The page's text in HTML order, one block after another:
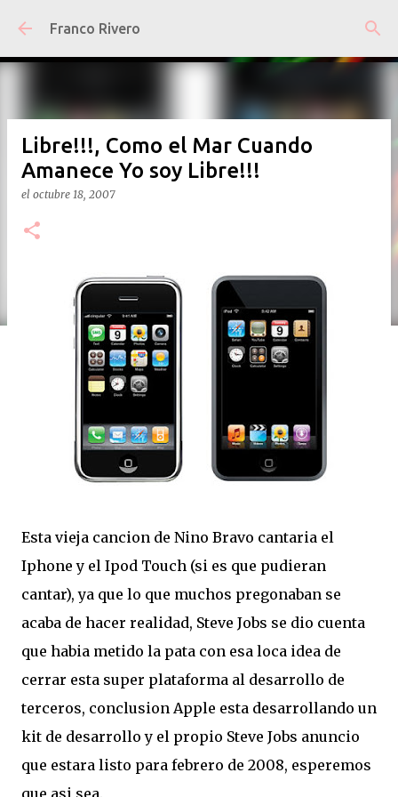
Ir al contenido principal
Franco Rivero
Libre!!!, Como el Mar Cuando
Amanece Yo soy Libre!!!
el octubre 18, 2007
Esta vieja cancion de Nino Bravo cantaria el
Iphone y el Ipod Touch (si es que pudieran
cantar), ya que lo que muchos pregonaban se
acaba de hacer realidad, Steve Jobs se dio cuenta
que habia metido la pata con esa loca idea de
cerrar esta super plataforma al desarrollo de
terceros, conclusion Apple esta desarrollando un
kit de desarrollo y el propio Steve Jobs anuncio
que estara listo para febrero de 2008, esperemos
que asi sea.